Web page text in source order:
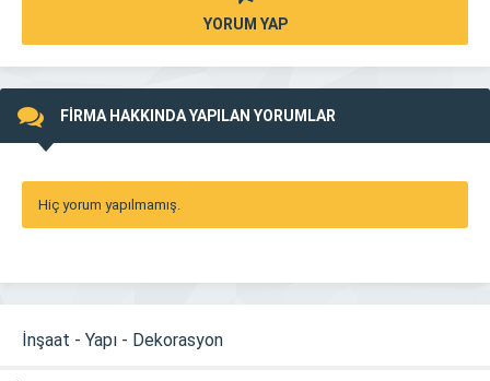
YORUM YAP
FİRMA HAKKINDA YAPILAN YORUMLAR
Hiç yorum yapılmamış.
İnşaat - Yapı - Dekorasyon